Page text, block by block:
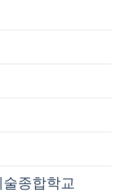
술종합학교